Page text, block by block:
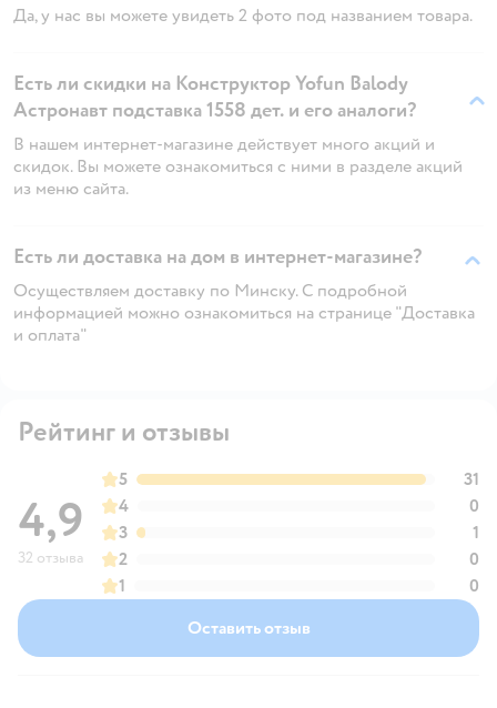
Да, у нас вы можете увидеть 2 фото под названием товара.
Есть ли скидки на Конструктор Yofun Balody
Астронавт подставка 1558 дет. и его аналоги?
В нашем интернет-магазине действует много акций и
скидок. Вы можете ознакомиться с ними в разделе акций
из меню сайта.
Есть ли доставка на дом в интернет-магазине?
Осуществляем доставку по Минску. С подробной
информацией можно ознакомиться на странице "Доставка
и оплата"
Рейтинг и отзывы
4,9
32 отзыва
5
31
4
0
3
1
2
0
1
0
Оставить отзыв